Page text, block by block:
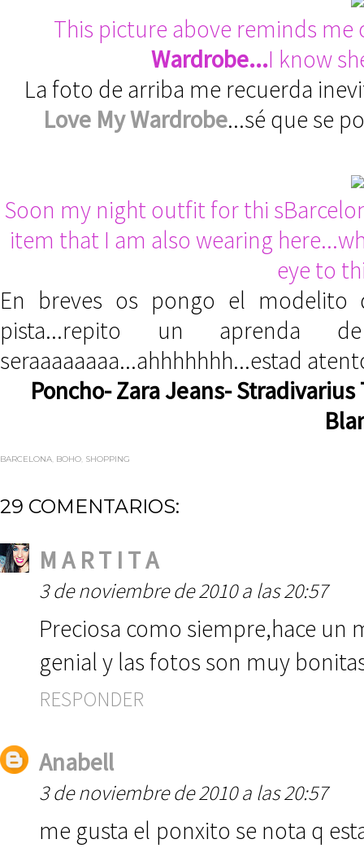
This picture above reminds
Wardrobe...I know
La foto de arriba me recuerda
Love My Wardrobe...sé que se
Soon my night outfit for thi
item that I am also wearing
eye to
En breves os pongo el modelito
pista...repito un aprenda
seraaaaaaaa...ahhhhhhh...estad
Poncho- Zara Jeans-
BARCELONA, BOHO, SHOPPING
29 COMENTARIOS:
M A R T I T A
3 de noviembre de 2010 a las 20:57
Preciosa como siempre,hace
genial y las fotos son muy
RESPONDER
Anabell
3 de noviembre de 2010 a las 20:57
me gusta el ponxito se nota q